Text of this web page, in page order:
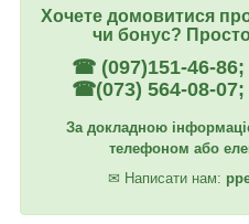
Хочете домовитися
чи бонус?
☎ (097)151-46-
☎(073) 564-08-
За докладною
телефоном або
✉ Написати нам: